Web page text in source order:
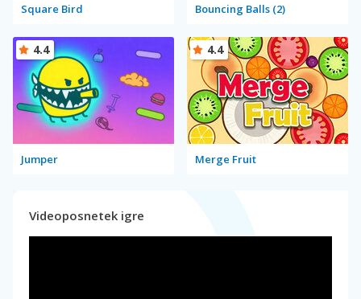
Square Bird Bouncing Balls (2)
Jumper
4.4
Merge Fruit
4.4
Videoposnetek igre